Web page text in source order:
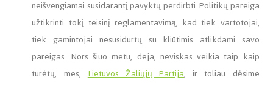
neišvengiamai susidarantį pavyktų perdirbti. Politikų pareiga
užtikrinti tokį teisinį reglamentavimą, kad tiek vartotojai,
tiek gamintojai nesusidurtų su kliūtimis atlikdami savo
pareigas. Nors šiuo metu, deja, neviskas veikia taip kaip
turėtų, mes,Lietuvos Žaliųjų Partija, ir toliau dėsime